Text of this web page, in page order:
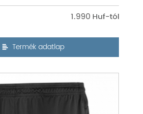
1.990
Termék adatlap